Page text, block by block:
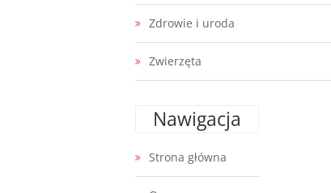
Zdrowie i uroda
Zwierzęta
Nawigacja
Strona główna